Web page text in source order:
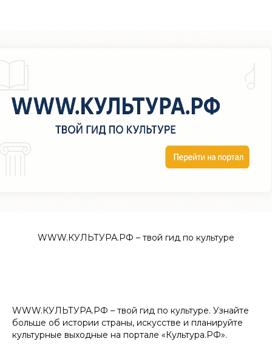
WWW.КУЛЬТУРА.РФ – твой гид по культуре
WWW.КУЛЬТУРА.РФ – твой гид по культуре. Узнайте
больше об истории страны, искусстве и планируйте
культурные выходные на портале «Культура.РФ».